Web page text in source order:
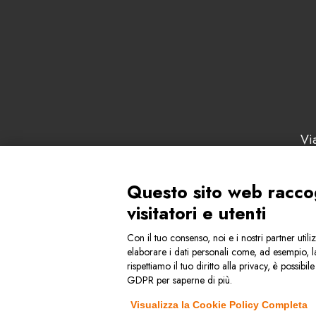
Condizioni generali di vendita
Questo sito web
visitatori e utenti
Con il tuo consenso, noi e i nostri partner
elaborare i dati personali come, ad esempio,
rispettiamo il tuo diritto alla privacy, è
GDPR per saperne di più.
Visualizza la Cookie Policy Completa